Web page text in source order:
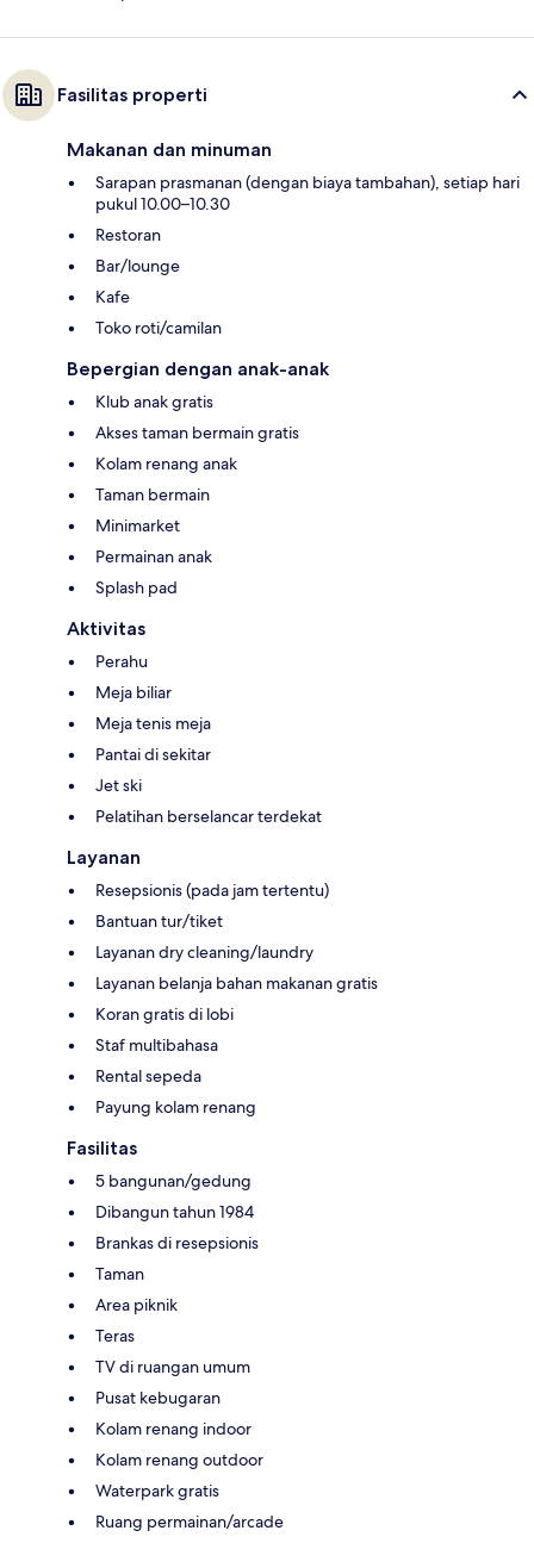
Fasilitas properti
Makanan dan minuman
Sarapan prasmanan (dengan biaya tambahan), setiap hari
pukul 10.00–10.30
Restoran
Bar/lounge
Kafe
Toko roti/camilan
Bepergian dengan anak-anak
Klub anak gratis
Akses taman bermain gratis
Kolam renang anak
Taman bermain
Minimarket
Permainan anak
Splash pad
Aktivitas
Perahu
Meja biliar
Meja tenis meja
Pantai di sekitar
Jet ski
Pelatihan berselancar terdekat
Layanan
Resepsionis (pada jam tertentu)
Bantuan tur/tiket
Layanan dry cleaning/laundry
Layanan belanja bahan makanan gratis
Koran gratis di lobi
Staf multibahasa
Rental sepeda
Payung kolam renang
Fasilitas
5 bangunan/gedung
Dibangun tahun 1984
Brankas di resepsionis
Taman
Area piknik
Teras
TV di ruangan umum
Pusat kebugaran
Kolam renang indoor
Kolam renang outdoor
Waterpark gratis
Ruang permainan/arcade